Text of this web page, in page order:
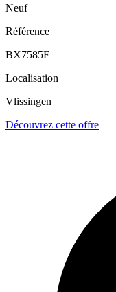
Neuf
Référence
BX7585F
Localisation
Vlissingen
Découvrez cette offre